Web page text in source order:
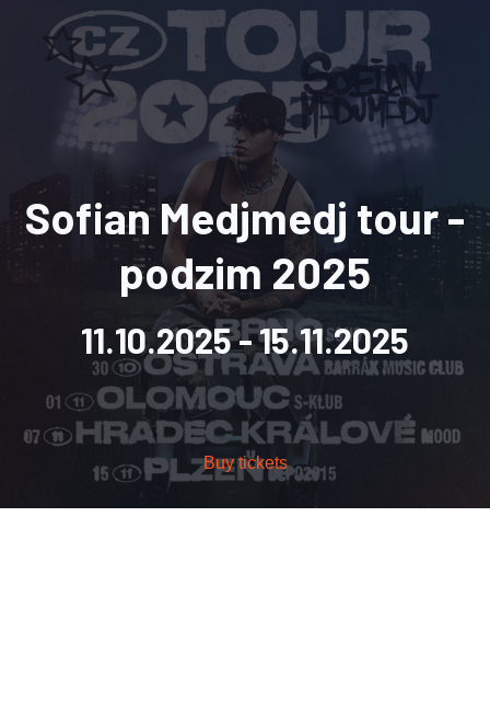
Sofian Medjmedj tour -
podzim 2025
11.10.2025- 15.11.2025
Buy tickets